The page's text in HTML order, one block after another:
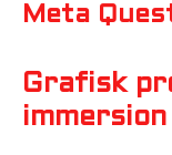
Meta
Grafisk
immersion